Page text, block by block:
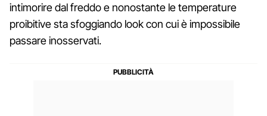
intimorire dal freddo e nonostante le temperature
proibitive sta sfoggiando look con cui è impossibile
passare inosservati.